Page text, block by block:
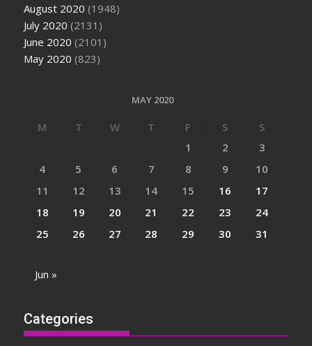
August 2020 (1948)
July 2020 (2131)
June 2020 (2101)
May 2020 (823)
MAY 2020
M T W T F S
S
1
2
3
4
5 6 7 8 9
10
11
12 13 14 15 16
17
18
19 20 21 22 23
24
25
26 27 28 29 30 31
Jun »
Categories